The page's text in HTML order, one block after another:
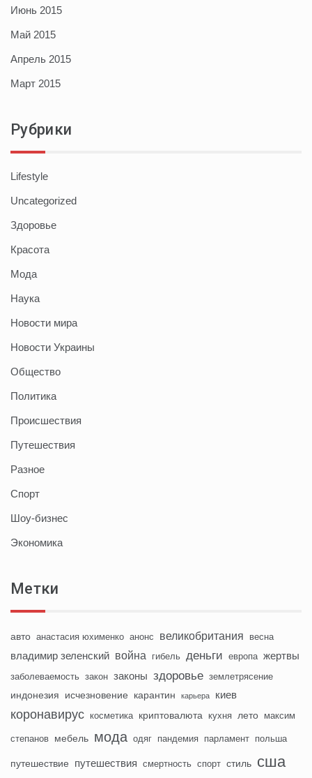
Июнь 2015
Май 2015
Апрель 2015
Март 2015
Рубрики
Lifestyle
Uncategorized
Здоровье
Красота
Мода
Наука
Новости мира
Новости Украины
Общество
Политика
Происшествия
Путешествия
Разное
Спорт
Шоу-бизнес
Экономика
Метки
авто анастасия юхименко анонс великобритания весна
владимир зеленский война гибель деньги европа жертвы
заболеваемость закон законы здоровье землетрясение
индонезия исчезновение карантин карьера киев
коронавирус косметика криптовалюта кухня лето максим
степанов мебель мода одяг пандемия парламент польша
путешествие путешествия смертность спорт стиль сша